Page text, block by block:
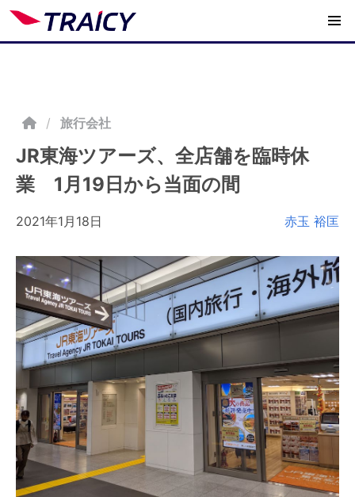
/ 旅行会社
JR東海ツアーズ、全店舗を臨時休
業 1月19日から当面の間
2021年1月18日 赤玉 裕匡